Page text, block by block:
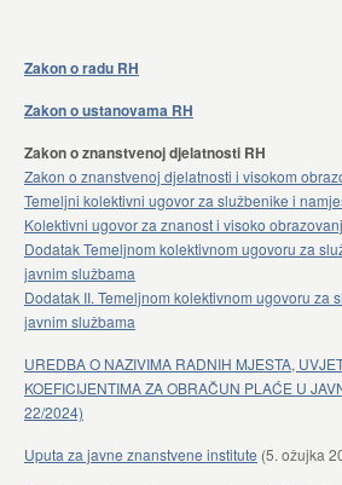
Zakon o radu RH
Zakon o ustanovama RH
Zakon o znanstvenoj djelatnosti RH
Zakon o znanstvenoj djelatnosti i visokom
Temeljni kolektivni ugovor za službenike i
Kolektivni ugovor za znanost i visoko
Dodatak Temeljnom kolektivnom ugovoru za
javnim službama
Dodatak II. Temeljnom kolektivnom ugovoru za
javnim službama
UREDBA O NAZIVIMA RADNIH MJESTA,
KOEFICIJENTIMA ZA OBRAČUN PLAĆE U
22/2024)
Uputa za javne znanstvene institute (5. ožujka